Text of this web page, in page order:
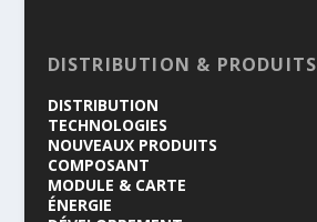
DISTRIBUTION & PRODUITS
DISTRIBUTION
TECHNOLOGIES
NOUVEAUX PRODUITS
COMPOSANT
MODULE & CARTE
ÉNERGIE